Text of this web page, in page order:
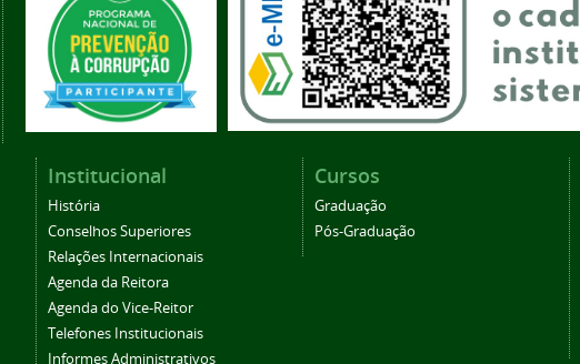
Institucional
História
Conselhos Superiores
Relações Internacionais
Agenda da Reitora
Agenda do Vice-Reitor
Telefones Institucionais
Informes Administrativos
Cursos
Graduação
Pós-Graduação